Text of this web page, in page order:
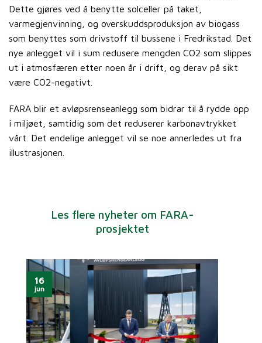
Dette gjøres ved å benytte solceller på taket,
varmegjenvinning, og overskuddsproduksjon av biogass
som benyttes som drivstoff til bussene i Fredrikstad. Det
nye anlegget vil i sum redusere mengden CO2 som slippes
ut i atmosfæren etter noen år i drift, og derav på sikt
være CO2-negativt.
FARA blir et avløpsrenseanlegg som bidrar til å rydde opp
i miljøet, samtidig som det reduserer karbonavtrykket
vårt. Det endelige anlegget vil se noe annerledes ut fra
illustrasjonen.
Les flere nyheter om FARA-
prosjektet
16
jun